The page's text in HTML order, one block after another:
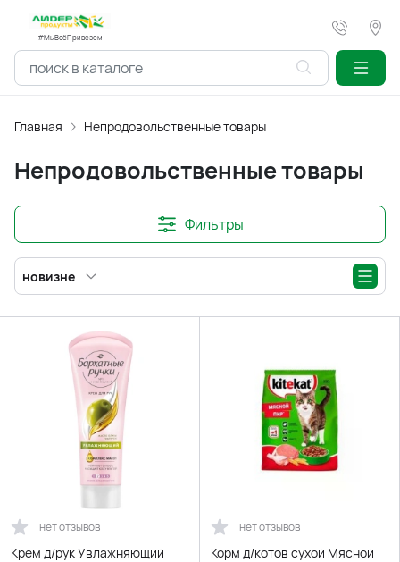
#МыВсёПривезем
Главная Непродовольственные товары
Непродовольственные товары
Фильтры
новизне
нет отзывов
Крем д/рук Увлажняющий
нет отзывов
Корм д/котов сухой Мясной